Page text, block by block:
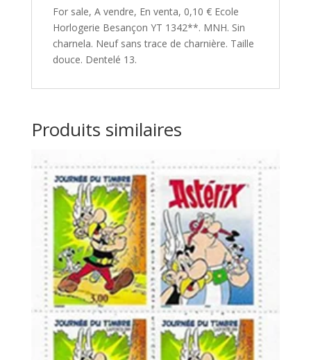
For sale, A vendre, En venta, 0,10 € Ecole
Horlogerie Besançon YT 1342**. MNH. Sin
charnela. Neuf sans trace de charnière. Taille
douce. Dentelé 13.
Produits similaires